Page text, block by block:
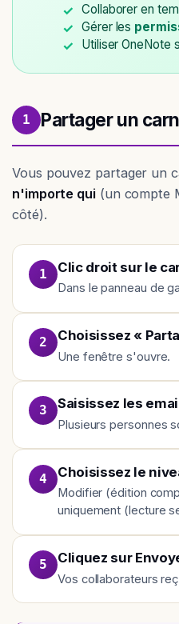
Collaborer en
Gérer les
Utiliser OneNote
1 Partager un
Vous pouvez partager un
n'importe qui(un compte
côté).
1 Clic droit sur le
Dans le panneau de
2 Choisissez «
Une fenêtre s'ouvre.
3 Saisissez les
Plusieurs personnes
4 Choisissez le
Modifier (édition
uniquement (lecture
5 Cliquez sur
Vos collaborateurs